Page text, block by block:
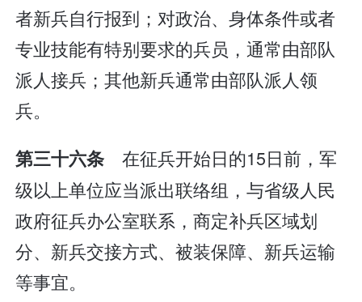
者新兵自行报到；对政治、身体条件或者
专业技能有特别要求的兵员，通常由部队
派人接兵；其他新兵通常由部队派人领
兵。
第三十六条 在征兵开始日的15日前，军
级以上单位应当派出联络组，与省级人民
政府征兵办公室联系，商定补兵区域划
分、新兵交接方式、被装保障、新兵运输
等事宜。